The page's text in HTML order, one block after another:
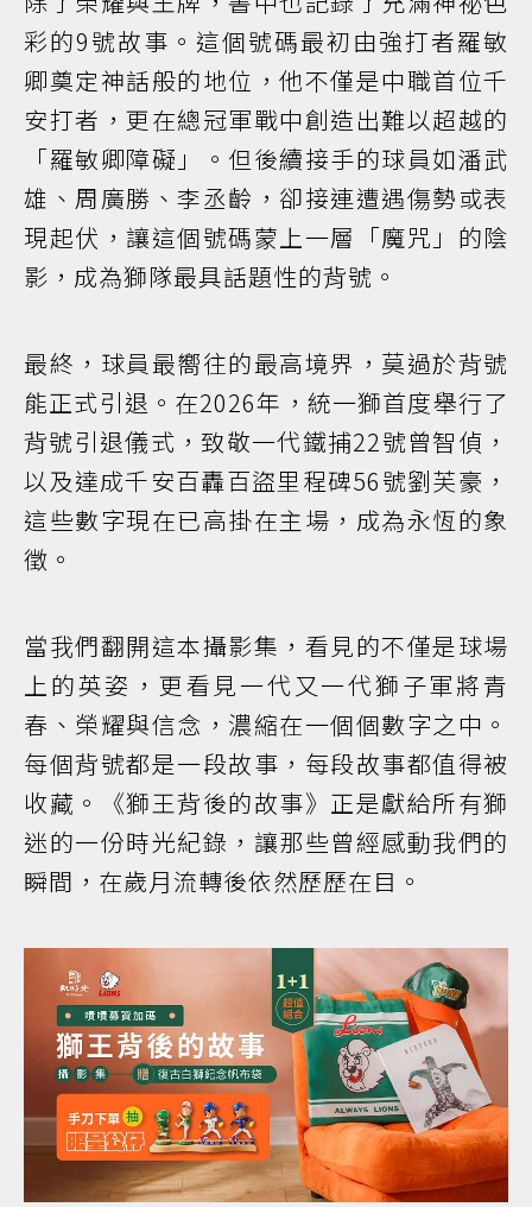
彩的9號故事。這個號碼最初由強打者羅敏
卿奠定神話般的地位，他不僅是中職首位千
安打者，更在總冠軍戰中創造出難以超越的
「羅敏卿障礙」。但後續接手的球員如潘武
雄、周廣勝、李丞齡，卻接連遭遇傷勢或表
現起伏，讓這個號碼蒙上一層「魔咒」的陰
影，成為獅隊最具話題性的背號。
最終，球員最嚮往的最高境界，莫過於背號
能正式引退。在2026年，統一獅首度舉行了
背號引退儀式，致敬一代鐵捕22號曾智偵，
以及達成千安百轟百盜里程碑56號劉芙豪，
這些數字現在已高掛在主場，成為永恆的象
徵。
當我們翻開這本攝影集，看見的不僅是球場
上的英姿，更看見一代又一代獅子軍將青
春、榮耀與信念，濃縮在一個個數字之中。
每個背號都是一段故事，每段故事都值得被
收藏。《獅王背後的故事》正是獻給所有獅
迷的一份時光紀錄，讓那些曾經感動我們的
瞬間，在歲月流轉後依然歷歷在目。